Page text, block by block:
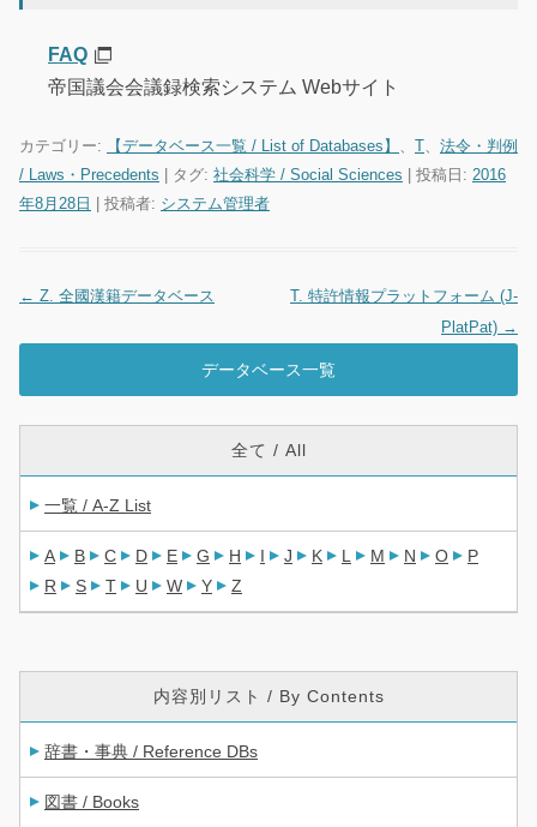
FAQ
帝国議会会議録検索システム Webサイト
カテゴリー: 【データベース一覧 / List of Databases】 、 T、 法令・判例
/ Laws・Precedents | タグ: 社会科学 / Social Sciences | 投稿日: 2016
年8月28日
投稿者: システム管理者
投稿ナビゲーション
← Z. 全國漢籍データベース
T. 特許情報プラットフォーム (J-
PlatPat) →
データベース一覧
全て / All
一覧 / A-Z List
A B C D E G H I J K L M N O
P
R
S T U W Y Z
内容別リスト / By Contents
辞書・事典 / Reference DBs
図書 / Books